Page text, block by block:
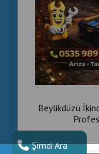
Beylikdüzü
Şimdi Ara